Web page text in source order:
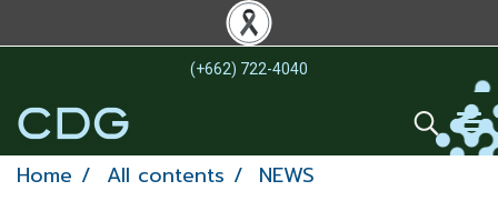
(+662) 722-4040
Home All contents NEWS